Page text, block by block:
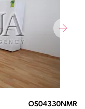
OS04330NMR